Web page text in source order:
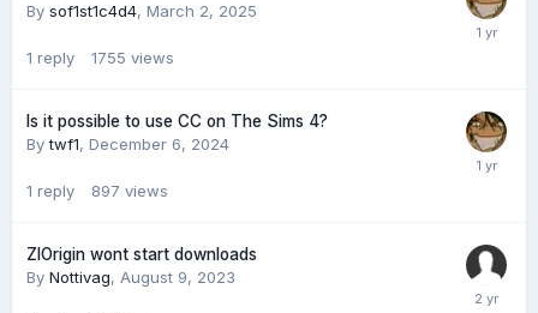
By sof1st1c4d4, March 2, 2025
1 reply 1755 views
Is it possible to use CC on The Sims 4?
Bytwf1, December 6, 2024
1 reply 897 views
ZlOrigin wont start downloads
By Nottivag, August 9, 2023